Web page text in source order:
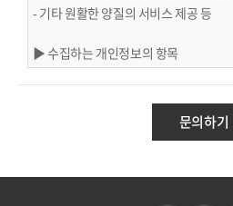
문의하기